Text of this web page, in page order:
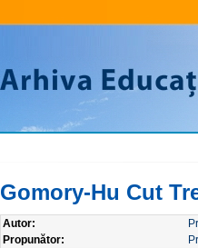
Gomory-Hu Cut
Autor:
Propunător: